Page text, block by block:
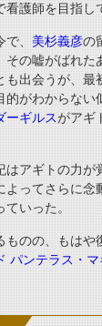
看護師を目指し
、 美杉義彦の
その嘘がばれた
も出会うが、最
的がわからない
ーギルスがアギ
はアギトの力が
よってさらに念
いった。
ものの、もはや
パンテラス・マ